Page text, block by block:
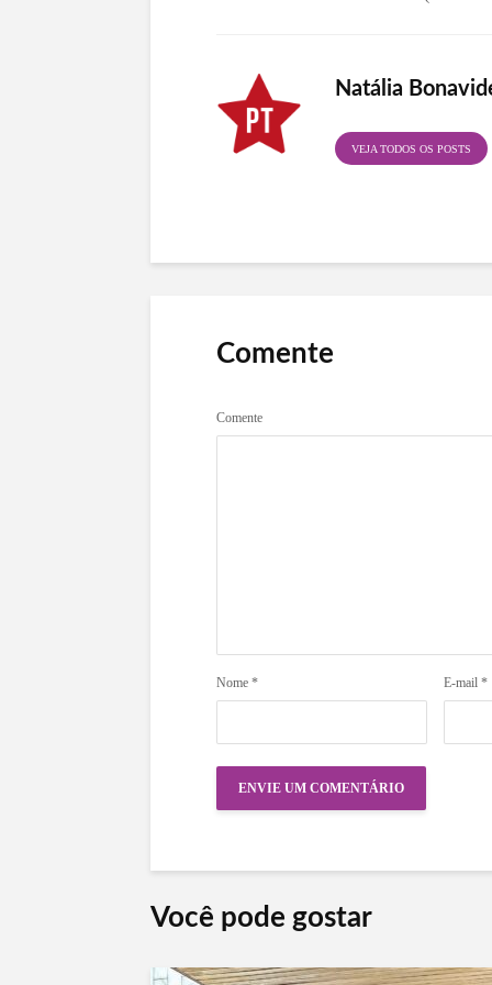
Natália
VEJA TODOS OS POSTS
Comente
Comente
Nome * E-mail *
Você pode gostar